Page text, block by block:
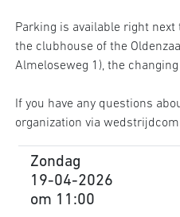
Parking is available right
the clubhouse of the
Almeloseweg 1), the
If you have any questions
organization via
Zondag
19-04-2026
om 11:00